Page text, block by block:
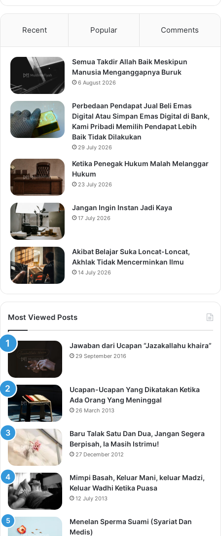
Recent Popular Comments
Semua Takdir Allah Baik Meskipun
Manusia Menganggapnya Buruk
6 August 2026
Perbedaan Pendapat Jual Beli Emas
Digital Atau Simpan Emas Digital di Bank,
Kami Pribadi Memilih Pendapat Lebih
Baik Tidak Dilakukan
29 July 2026
Ketika Penegak Hukum Malah Melanggar
Hukum
23 July 2026
Jangan Ingin Instan Jadi Kaya
17 July 2026
Akibat Belajar Suka Loncat-Loncat,
Akhlak Tidak Mencerminkan Ilmu
14 July 2026
Most Viewed Posts
Jawaban dari Ucapan “Jazakallahu khaira”
29 September 2016
Ucapan-Ucapan Yang Dikatakan Ketika
Ada Orang Yang Meninggal
26 March 2013
Baru Talak Satu Dan Dua, Jangan Segera
Berpisah, Ia Masih Istrimu!
27 December 2012
Mimpi Basah, Keluar Mani, keluar Madzi,
Keluar Wadhi Ketika Puasa
12 July 2013
Menelan Sperma Suami (Syariat Dan
Medis)